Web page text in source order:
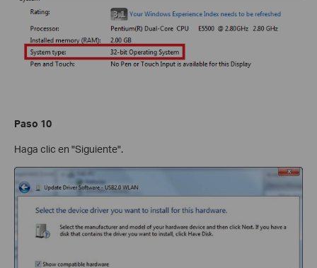
Paso 10
Haga clic en "Siguiente".